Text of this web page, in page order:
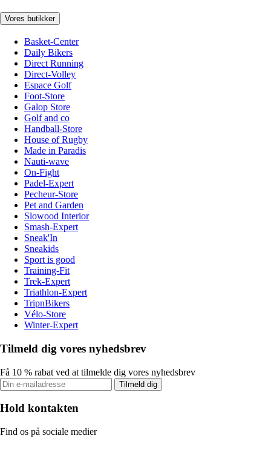
Vores butikker
Basket-Center
Daily Bikers
Direct Running
Direct-Volley
Espace Golf
Foot-Store
Galop Store
Golf and co
Handball-Store
House of Rugby
Made in Paradis
Nauti-wave
On-Fight
Padel-Expert
Pecheur-Store
Pet and Garden
Slowood Interior
Smash-Expert
Sneak'In
Sneakids
Sport is good
Training-Fit
Trek-Expert
Triathlon-Expert
TripnBikers
Vélo-Store
Winter-Expert
Tilmeld dig vores nyhedsbrev
Få 10 % rabat ved at tilmelde dig vores nyhedsbrev
Tilmeld dig
Hold kontakten
Find os på sociale medier